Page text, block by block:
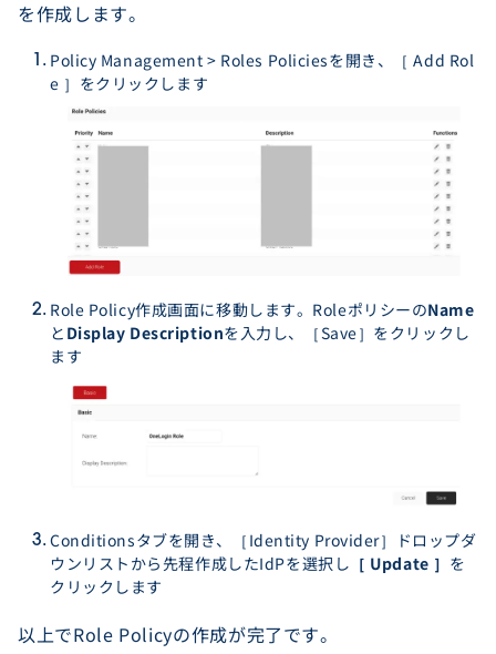
を作成します。
Policy Management > Roles Policiesを開き、［ Add Rol
e ］をクリックします
Role Policy作成画面に移動します。RoleポリシーのName
と Display Descriptionを入力し、［Save］をクリックし
ます
Conditionsタブを開き、［Identity Provider］ドロップダ
ウンリストから先程作成したIdPを選択し ［ Update ］ を
クリックします
以上でRole Policyの作成が完了です。